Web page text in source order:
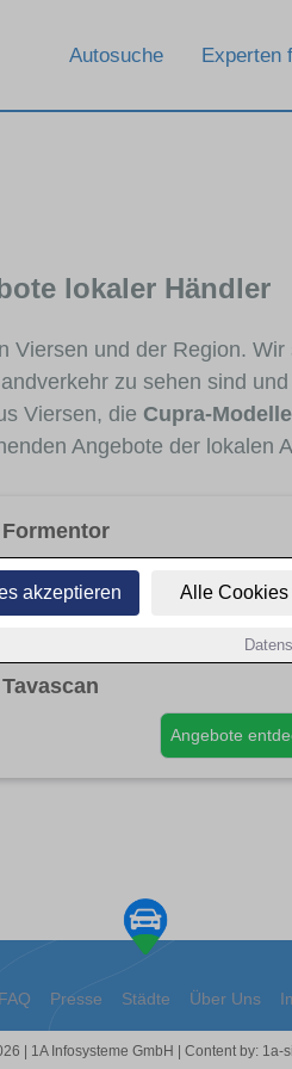
akzeptieren Alle
Autosuche Experten
lokaler Händler
und der Region.
zu sehen sind
Viersen, die Cupra-
Angebote der lokalen
Angebote
FAQ Presse Städte Über Uns
| 1A Infosysteme GmbH | Content by: 1a-